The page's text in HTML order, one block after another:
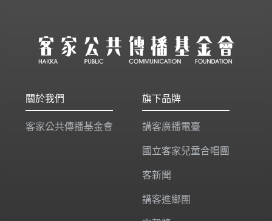
關於我們
客家公共傳播基金會
旗下品牌
講客廣播電臺
國立客家兒童合唱團
客新聞
講客進鄉團